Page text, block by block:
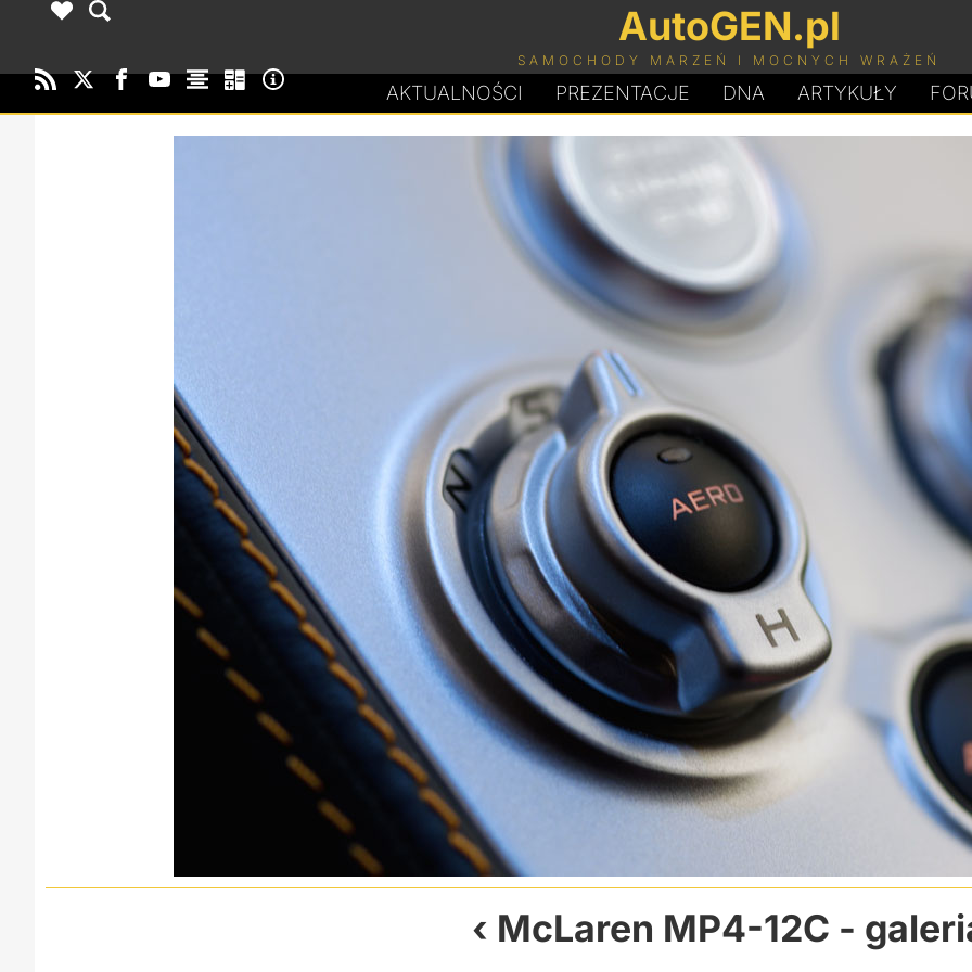
AutoGEN.pl
SAMOCHODY MARZEŃ I MOCNYCH WRAŻEŃ
AKTUALNOŚCI PREZENTACJE DNA ARTYKUŁY
McLaren MP4-12C -